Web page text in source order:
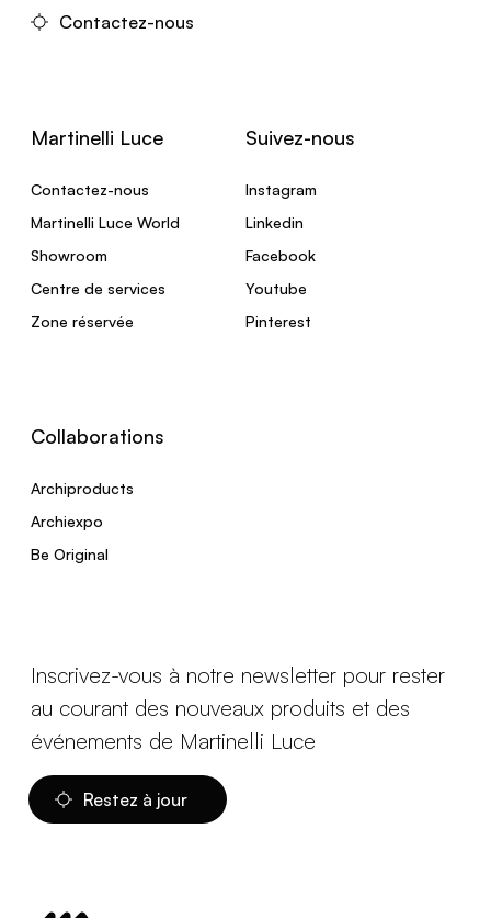
Contactez-nous
Martinelli Luce
Contactez-nous
Martinelli Luce World
Showroom
Centre de services
Zone réservée
Suivez-nous
Instagram
Linkedin
Facebook
Youtube
Pinterest
Collaborations
Archiproducts
Archiexpo
Be Original
Inscrivez-vous à notre newsletter pour rester
au courant des nouveaux produits et des
événements de Martinelli Luce
Restez à jour